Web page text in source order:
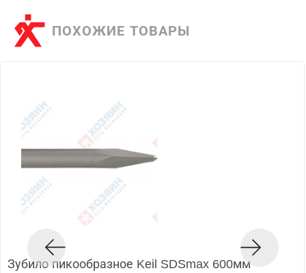
ПОХОЖИЕ ТОВАРЫ
Зубило пикообразное Keil SDSmax 600мм